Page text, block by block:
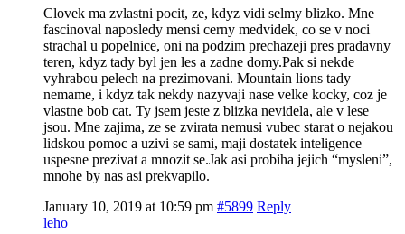
Clovek ma zvlastni pocit, ze, kdyz vidi selmy blizko. Mne
fascinoval naposledy mensi cerny medvidek, co se v noci
strachal u popelnice, oni na podzim prechazeji pres pradavny
teren, kdyz tady byl jen les a zadne domy.Pak si nekde
vyhrabou pelech na prezimovani. Mountain lions tady
nemame, i kdyz tak nekdy nazyvaji nase velke kocky, coz je
vlastne bob cat. Ty jsem jeste z blizka nevidela, ale v lese
jsou. Mne zajima, ze se zvirata nemusi vubec starat o nejakou
lidskou pomoc a uzivi se sami, maji dostatek inteligence
uspesne prezivat a mnozit se.Jak asi probiha jejich “mysleni”,
mnohe by nas asi prekvapilo.
January 10, 2019 at 10:59 pm #5899 Reply
leho